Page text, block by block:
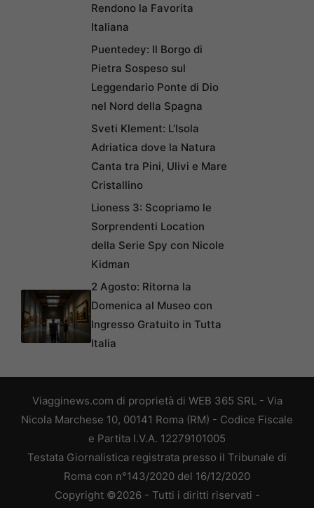
Rendono la Favorita
Italiana
Puentedey: Il Borgo di
Pietra Sospeso sul
Leggendario Ponte di Dio
nel Nord della Spagna
Sveti Klement: L’Isola
Adriatica dove la Natura
Canta tra Pini, Ulivi e Mare
Cristallino
Lioness 3: Scopriamo le
Sorprendenti Location
della Serie Spy con Nicole
Kidman
2 Agosto: Ritorna la
Domenica al Museo con
Ingresso Gratuito in Tutta
Italia
Viagginews.com di proprietà di WEB 365 SRL - Via
Nicola Marchese 10, 00141 Roma (RM) - Codice Fiscale
e Partita I.V.A. 12279101005
Testata Giornalistica registrata presso il Tribunale di
Roma con n°143/2020 del 16/12/2020
Copyright ©2026 - Tutti i diritti riservati -